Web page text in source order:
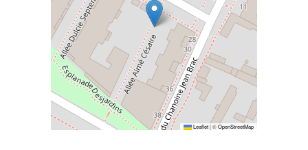
Leaflet|©OpenStreetMap